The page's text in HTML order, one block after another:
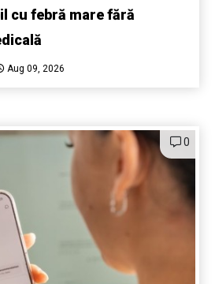
cu febră mare fără
Aug 09, 2026
0